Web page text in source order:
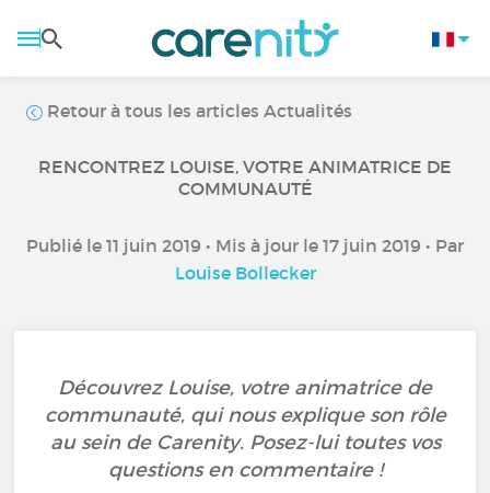
Retour à tous les articles Actualités
RENCONTREZ LOUISE, VOTRE ANIMATRICE DE
COMMUNAUTÉ
Publié le 11 juin 2019 • Mis à jour le 17 juin 2019 • Par
Louise Bollecker
Découvrez Louise, votre animatrice de
communauté, qui nous explique son rôle
au sein de Carenity. Posez-lui toutes vos
questions en commentaire !